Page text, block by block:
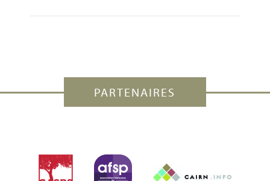
PARTENAIRES